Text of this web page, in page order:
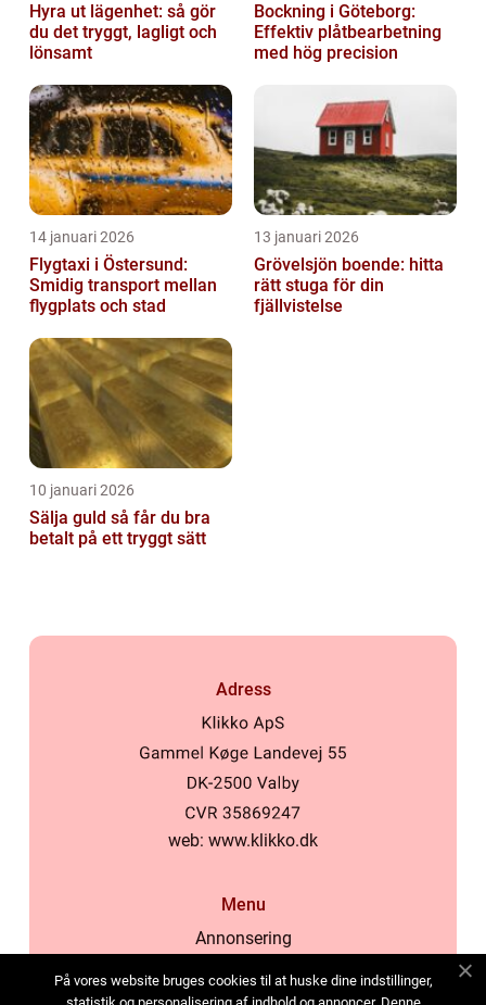
Hyra ut lägenhet: så gör
du det tryggt, lagligt och
lönsamt
Bockning i Göteborg:
Effektiv plåtbearbetning
med hög precision
14 januari 2026
Flygtaxi i Östersund:
Smidig transport mellan
flygplats och stad
13 januari 2026
Grövelsjön boende: hitta
rätt stuga för din
fjällvistelse
10 januari 2026
Sälja guld så får du bra
betalt på ett tryggt sätt
Adress
web: www.klikko.dk
Menu
Annonsering
Cookies
På vores website bruges cookies til at huske dine indstillinger,